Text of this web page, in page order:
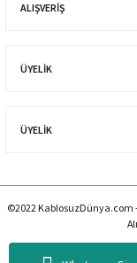
ALIŞVERIŞ
ÜYELİK
ÜYELİK
©2022 KablosuzDünya.com -